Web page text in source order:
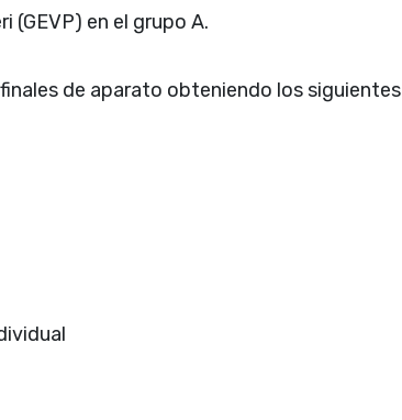
(GEVP) en el grupo A.
de aparato obteniendo los siguientes